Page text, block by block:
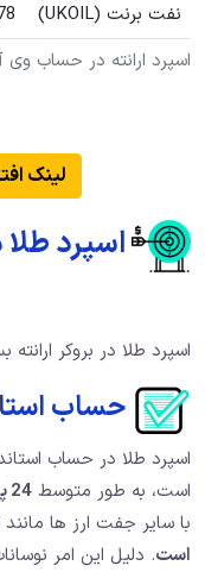
اسپرد ارانته در حساب
نفت برنت (UKOIL)
لینک
اسپرد
اسپرد طلا در بروکر
حساب
اسپرد طلا در حساب
است، به طور متوسط 24 پیپ
با سایر جفت ارز ها مانند EUR/USD که 1.1 پیپ است،
است. دلیل این امر